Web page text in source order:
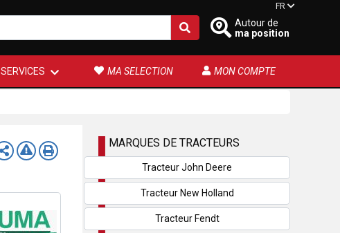
Autour de
ma position
FR
SERVICES MA SELECTION MON COMPTE
MARQUES DE TRACTEURS
Tracteur John Deere
Tracteur New Holland
Tracteur Fendt